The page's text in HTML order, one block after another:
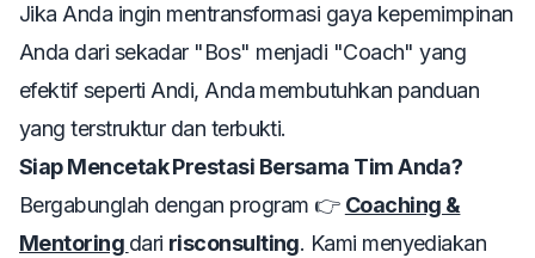
Jika Anda ingin mentransformasi gaya kepemimpinan
Anda dari sekadar "Bos" menjadi "Coach" yang
efektif seperti Andi, Anda membutuhkan panduan
yang terstruktur dan terbukti.
Siap Mencetak Prestasi Bersama Tim Anda?
Bergabunglah dengan program 👉 Coaching &
Mentoring dari risconsulting. Kami menyediakan